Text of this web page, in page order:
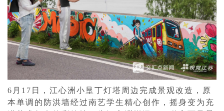
6月17日，江心洲小垦丁灯塔周边完成景观改造，原
本单调的防洪墙经过南艺学生精心创作，摇身变为充